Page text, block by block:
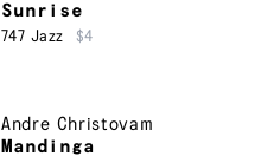
Sunrise
747 Jazz $4
Andre Christovam
Mandinga